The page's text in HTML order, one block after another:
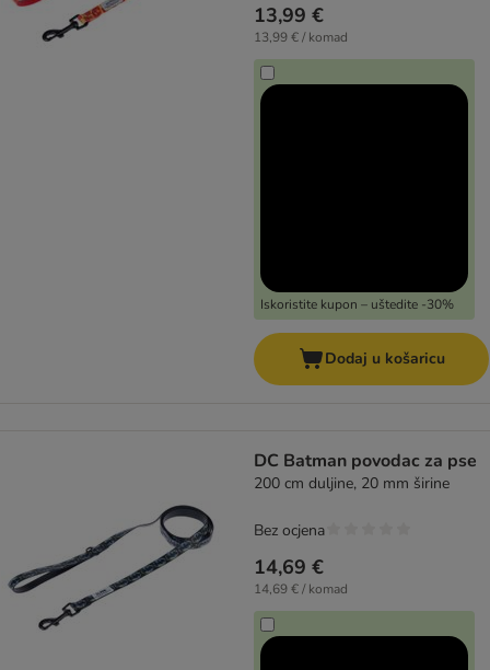
13,99 €
13,99 € / komad
Iskoristite kupon – uštedite -30%
Dodaj u košaricu
DC Batman povodac za pse
200 cm duljine, 20 mm širine
14,69 €
14,69 € / komad
Bez ocjena